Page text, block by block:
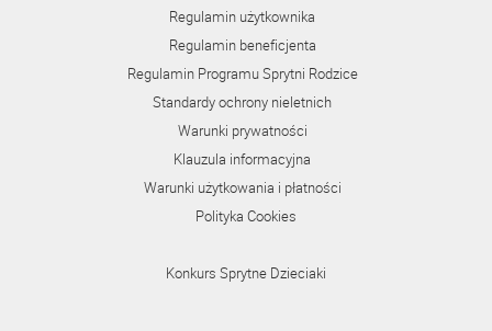
Regulamin użytkownika
Regulamin beneficjenta
Regulamin Programu Sprytni Rodzice
Standardy ochrony nieletnich
Warunki prywatności
Klauzula informacyjna
Warunki użytkowania i płatności
Polityka Cookies
Konkurs Sprytne Dzieciaki